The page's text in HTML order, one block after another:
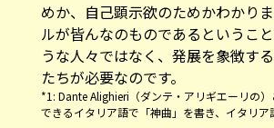
めか、自己顕示欲のためかわかり
ルが皆んなのものであるというこ
うな人々ではなく、発展を象徴す
たちが必要なのです。
*1: Dante Alighieri（ダンテ・アリギエーリの
できるイタリア語で「神曲」を書き、イタリア